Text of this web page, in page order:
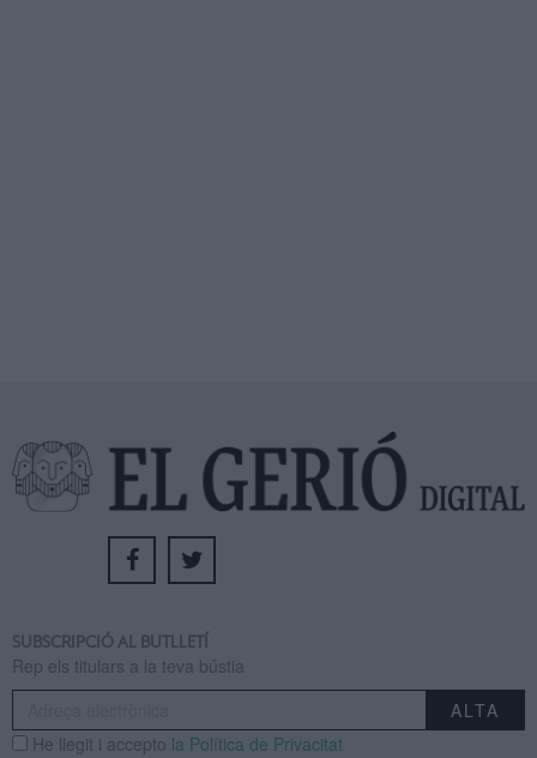
SUBSCRIPCIÓ AL BUTLLETÍ
Rep els titulars a la teva bústia
He llegit i accepto la Política de Privacitat